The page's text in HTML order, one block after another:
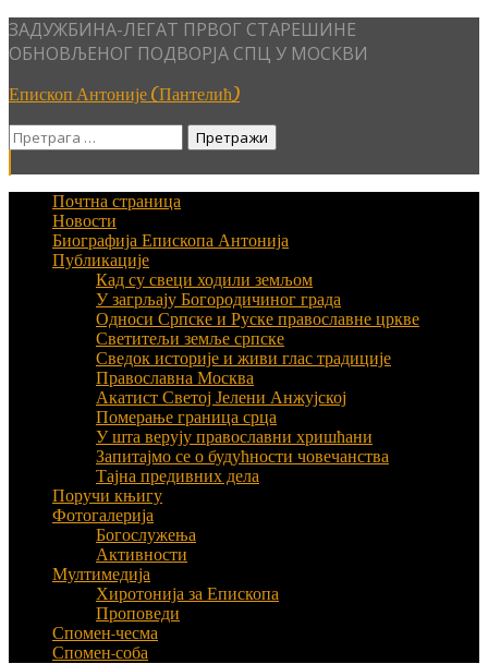
Skip
to
ЗАДУЖБИНА-ЛЕГАТ ПРВОГ СТАРЕШИНЕ
ОБНОВЉЕНОГ ПОДВОРЈА СПЦ У МОСКВИ
Епископ Антоније (Пантелић)
Претрага
Почтна страница
Новости
Биографија Епископа Антонија
Публикације
Кад су свеци ходили земљом
У загрљају Богородичиног града
Односи Српске и Руске православне цркве
Светитељи земље српске
Сведок историје и живи глас традиције
Православна Москва
Акатист Светој Јелени Анжујској
Померање граница срца
У шта верују православни хришћани
Запитајмо се о будућности човечанства
Тајна предивних дела
Поручи књигу
Фотогалерија
Богослужења
Активности
Мултимедија
Хиротонија за Епископа
Проповеди
Спомен-чесма
Спомен-соба